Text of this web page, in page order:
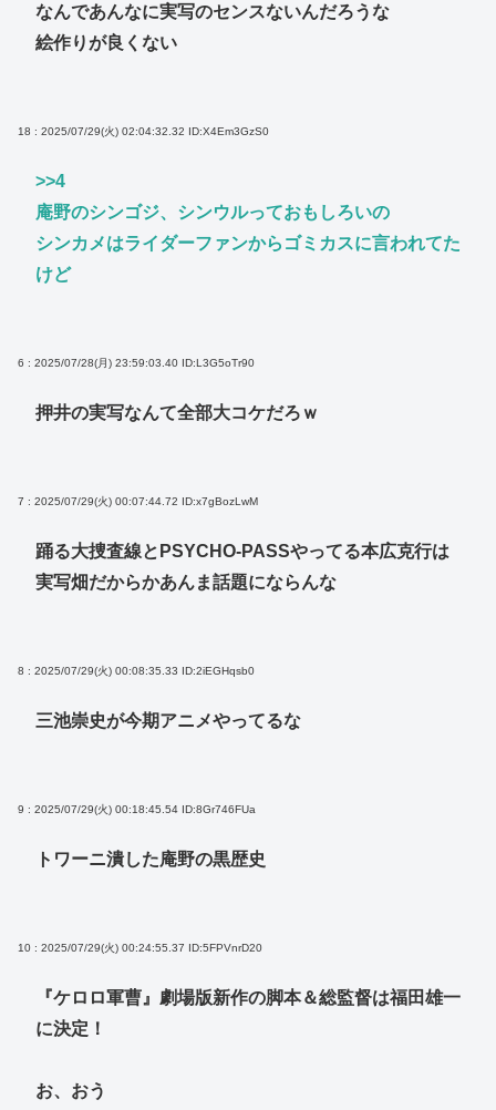
なんであんなに実写のセンスないんだろうな
絵作りが良くない
18 : 2025/07/29(火) 02:04:32.32 ID:X4Em3GzS0
>>4
庵野のシンゴジ、シンウルっておもしろいの
シンカメはライダーファンからゴミカスに言われてた
けど
6 : 2025/07/28(月) 23:59:03.40 ID:L3G5oTr90
押井の実写なんて全部大コケだろｗ
7 : 2025/07/29(火) 00:07:44.72 ID:x7gBozLwM
踊る大捜査線とPSYCHO-PASSやってる本広克行は
実写畑だからかあんま話題にならんな
8 : 2025/07/29(火) 00:08:35.33 ID:2iEGHqsb0
三池崇史が今期アニメやってるな
9 : 2025/07/29(火) 00:18:45.54 ID:8Gr746FUa
トワーニ潰した庵野の黒歴史
10 : 2025/07/29(火) 00:24:55.37 ID:5FPVnrD20
『ケロロ軍曹』劇場版新作の脚本＆総監督は福田雄一
に決定！
お、おう